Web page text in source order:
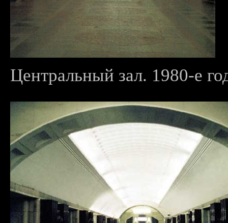
Центральный зал. 1980-е